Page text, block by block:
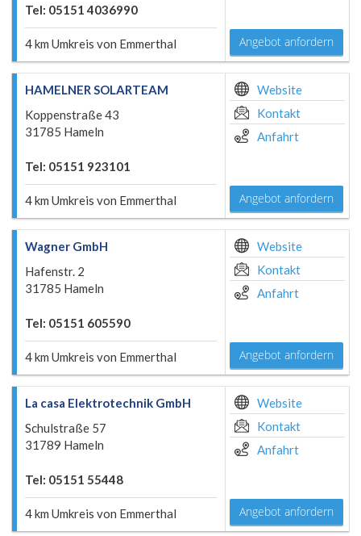
Tel: 05151 4036990
4 km Umkreis von Emmerthal Angebot anfordern
HAMELNER SOLARTEAM
Koppenstraße 43
31785 Hameln
Tel: 05151 923101
4 km Umkreis von Emmerthal
Website
Kontakt
Anfahrt
Angebot anfordern
Wagner GmbH
Hafenstr. 2
31785 Hameln
Tel: 05151 605590
4 km Umkreis von Emmerthal
Website
Kontakt
Anfahrt
Angebot anfordern
La casa Elektrotechnik GmbH
Schulstraße 57
31789 Hameln
Tel: 05151 55448
4 km Umkreis von Emmerthal
Website
Kontakt
Anfahrt
Angebot anfordern